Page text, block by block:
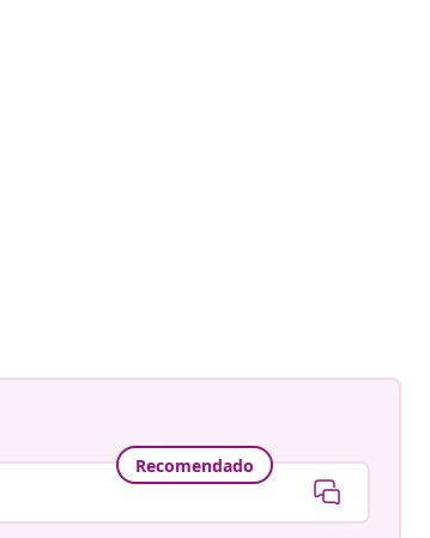
Recomendado